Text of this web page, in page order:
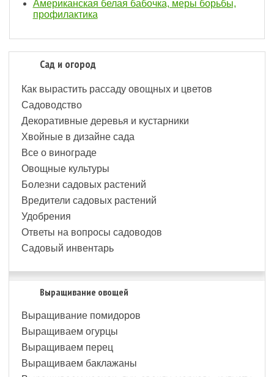
Американская белая бабочка, меры борьбы,
профилактика
Сад и огород
Как вырастить рассаду овощных и цветов
Садоводство
Декоративные деревья и кустарники
Хвойные в дизайне сада
Все о винограде
Овощные культуры
Болезни садовых растений
Вредители садовых растений
Удобрения
Ответы на вопросы садоводов
Садовый инвентарь
Выращивание овощей
Выращивание помидоров
Выращиваем огурцы
Выращиваем перец
Выращиваем баклажаны